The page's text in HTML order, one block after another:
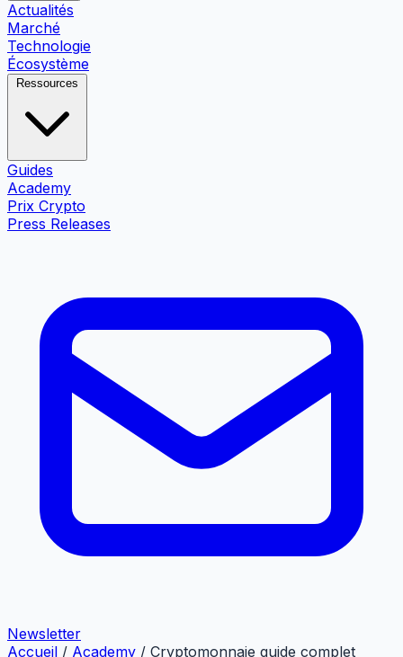
Actualités
Marché
Technologie
Écosystème
Ressources
Guides
Academy
Prix Crypto
Press Releases
Newsletter
Accueil / Academy / Cryptomonnaie guide complet